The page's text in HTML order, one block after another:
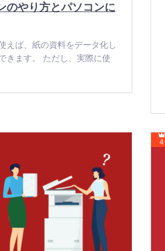
のやり方とパソコンに
えば、紙の資料をデータ化し
きます。 ただし、実際に使